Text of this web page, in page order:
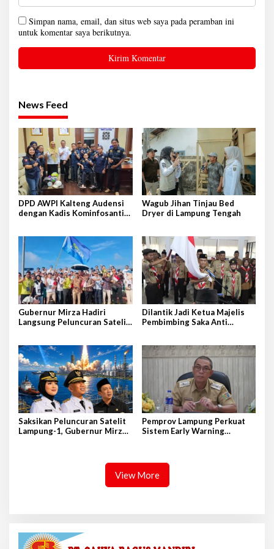
Simpan nama, email, dan situs web saya pada peramban ini
untuk komentar saya berikutnya.
News Feed
DPD AWPI Kalteng Audensi
dengan Kadis Kominfosantik
Indonesia
Wagub Jihan Tinjau Bed
Dryer di Lampung Tengah
Gubernur Mirza Hadiri
Langsung Peluncuran Satelit
Dilantik Jadi Ketua Majelis
Pembimbing Saka Anti
Pramuka Garda P4GN
Saksikan Peluncuran Satelit
Lampung-1, Gubernur Mirza
Pemprov Lampung Perkuat
Sistem Early Warning
View More